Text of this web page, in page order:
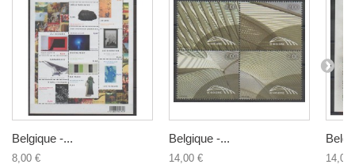
Belgique -...
8,00 €
Belgique -...
14,00 € 14,00